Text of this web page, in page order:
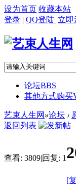
设为首页 收藏本站
登录 | QQ登陆 |立即
论坛BBS
其他方式购买
艺束人生网 »论坛 ›
返回列表
查看: 3809|回复: 1
[